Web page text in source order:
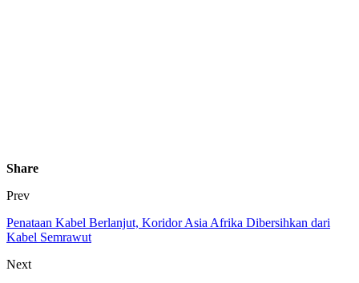
Share
Prev
Penataan Kabel Berlanjut, Koridor Asia Afrika Dibersihkan dari
Kabel Semrawut
Next